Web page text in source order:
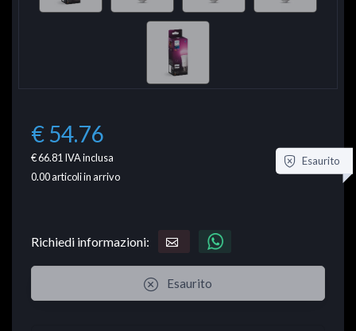
€ 54.76
€ 66.81IVA inclusa
0.00articoli in arrivo
Esaurito
Richiedi informazioni:
Esaurito